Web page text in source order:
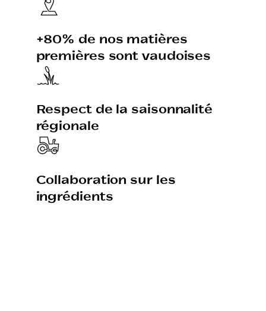
+80% de nos matières
premières sont vaudoises
Respect de la saisonnalité
régionale
Collaboration sur les
ingrédients